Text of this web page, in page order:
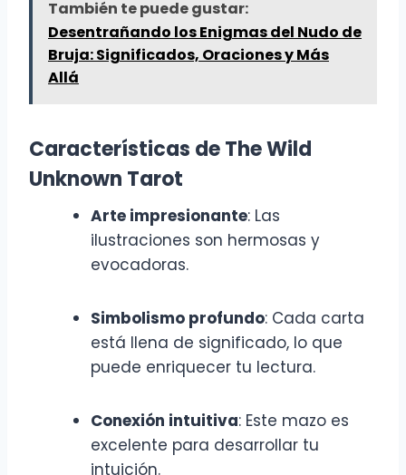
También te puede gustar:
Desentrañando los Enigmas del Nudo de
Bruja: Significados, Oraciones y Más
Allá
Características de The Wild
Unknown Tarot
Arte impresionante: Las
ilustraciones son hermosas y
evocadoras.
Simbolismo profundo: Cada carta
está llena de significado, lo que
puede enriquecer tu lectura.
Conexión intuitiva: Este mazo es
excelente para desarrollar tu
intuición.